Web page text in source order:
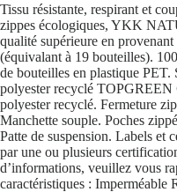
Tissu résistante, respirant et
zippes écologiques, YKK
qualité supérieure en
(équivalant à 19 bouteilles).
de bouteilles en plastique PET.
polyester recyclé
polyester recyclé. Fermeture
Manchette souple. Poches
Patte de suspension. Labels et
par une ou plusieurs
d’informations, veuillez vous
caractéristiques : Imperméable